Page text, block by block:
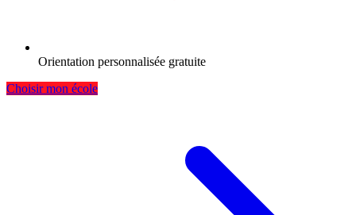
Orientation personnalisée gratuite
Choisir mon école